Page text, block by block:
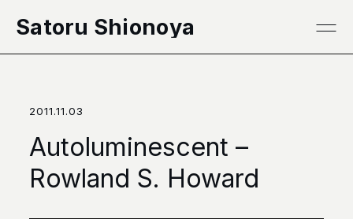
Satoru Shionoya
2011.11.03
Autoluminescent –
Rowland S. Howard